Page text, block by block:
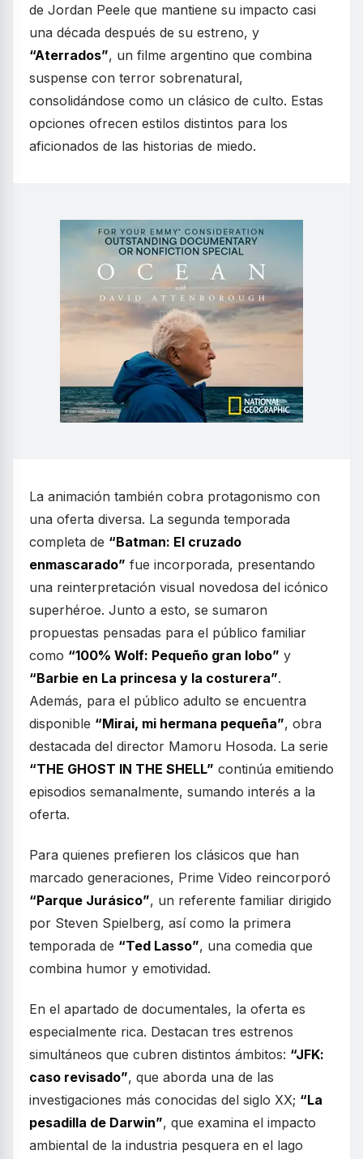
de Jordan Peele que mantiene su impacto casi
una década después de su estreno, y
“Aterrados”, un filme argentino que combina
suspense con terror sobrenatural,
consolidándose como un clásico de culto. Estas
opciones ofrecen estilos distintos para los
aficionados de las historias de miedo.
La animación también cobra protagonismo con
una oferta diversa. La segunda temporada
completa de “Batman: El cruzado
enmascarado” fue incorporada, presentando
una reinterpretación visual novedosa del icónico
superhéroe. Junto a esto, se sumaron
propuestas pensadas para el público familiar
como “100% Wolf: Pequeño gran lobo” y
“Barbie en La princesa y la costurera”.
Además, para el público adulto se encuentra
disponible “Mirai, mi hermana pequeña”, obra
destacada del director Mamoru Hosoda. La serie
“THE GHOST IN THE SHELL” continúa emitiendo
episodios semanalmente, sumando interés a la
oferta.
Para quienes prefieren los clásicos que han
marcado generaciones, Prime Video reincorporó
“Parque Jurásico”, un referente familiar dirigido
por Steven Spielberg, así como la primera
temporada de “Ted Lasso”, una comedia que
combina humor y emotividad.
En el apartado de documentales, la oferta es
especialmente rica. Destacan tres estrenos
simultáneos que cubren distintos ámbitos: “JFK:
caso revisado”, que aborda una de las
investigaciones más conocidas del siglo XX; “La
pesadilla de Darwin”, que examina el impacto
ambiental de la industria pesquera en el lago